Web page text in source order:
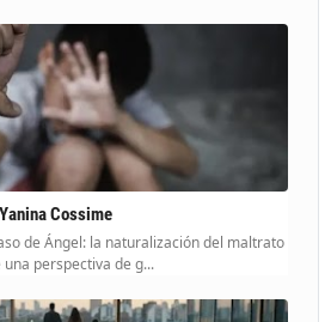
Cossime
de Ángel: la naturalización del maltrato
perspectiva de g...